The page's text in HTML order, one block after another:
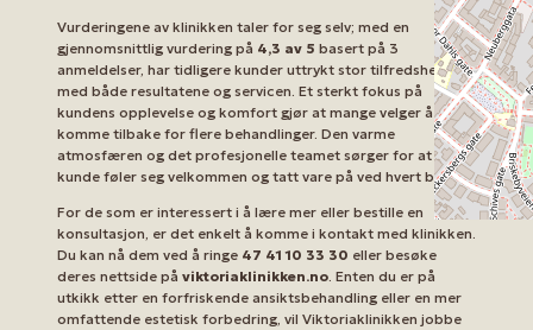
Vurderingene av klinikken taler for seg selv; med en
gjennomsnittlig vurdering på 4,3 av 5 basert på 3
anmeldelser, har tidligere kunder uttrykt stor tilfredshet
med både resultatene og servicen. Et sterkt fokus på
kundens opplevelse og komfort gjør at mange velger å
komme tilbake for flere behandlinger. Den varme
atmosfæren og det profesjonelle teamet sørger for at hver
kunde føler seg velkommen og tatt vare på ved hvert besøk.
For de som er interessert i å lære mer eller bestille en
konsultasjon, er det enkelt å komme i kontakt med klinikken.
Du kan nå dem ved å ringe 47 41 10 33 30 eller besøke
deres nettside på viktoriaklinikken.no. Enten du er på
utkikk etter en forfriskende ansiktsbehandling eller en mer
omfattende estetisk forbedring, vil Viktoriaklinikken jobbe